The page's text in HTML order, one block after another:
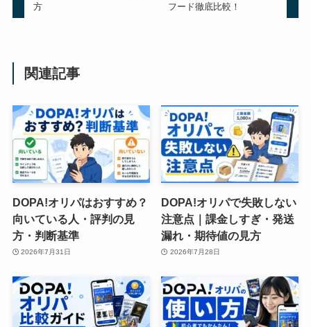
方
フード徹底比較！
関連記事
DOPA!オリパはおすすめ？
向いている人・評判の見
方・判断基準
2026年7月31日
DOPA!オリパで失敗しない
注意点｜課金しすぎ・発送
漏れ・期待値の見方
2026年7月28日